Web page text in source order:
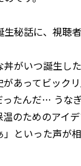
秘話に、視聴
がいつ誕生し
があってビック
ったんだ… うな
のためのアイ
といった声が